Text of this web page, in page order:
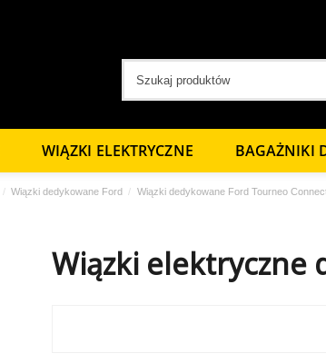
WIĄZKI ELEKTRYCZNE BAGAŻNIKI
Wiązki dedykowane Ford Wiązki dedykowane Ford Tourneo
Wiązki elektryczne